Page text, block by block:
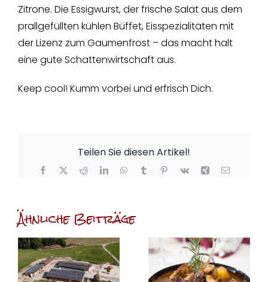
Zitrone. Die Essigwurst, der frische Salat aus dem
prallgefüllten kühlen Büffet, Eisspezialitäten mit
der Lizenz zum Gaumenfrost – das macht halt
eine gute Schattenwirtschaft aus.
Keep cool! Kumm vorbei und erfrisch Dich.
Teilen Sie diesen Artikel!
Facebook
X RedditLinkedInWhatsApp
TumblrPinterestVk Xing E-
Ähnliche Beiträge